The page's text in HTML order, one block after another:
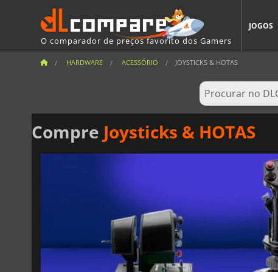
O comparador de preços favorito dos Gamers
JOGOS
HARDWARE ACESSÓRIO JOYSTICKS & HOTAS
Compre Joysticks & HOTAS